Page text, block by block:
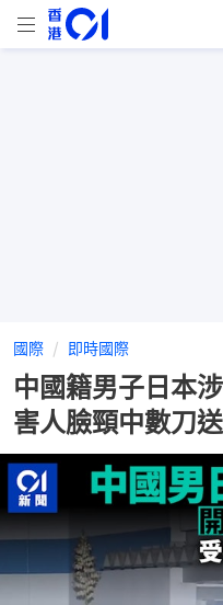
國際 即時國際
中國籍男子日本
害人臉頸中數刀